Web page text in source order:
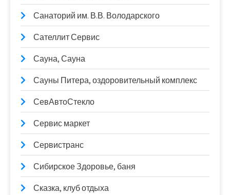
Санаторий им. В.В. Володарского
Сателлит Сервис
Сауна, Сауна
Сауны Питера, оздоровительный комплекс
СевАвтоСтекло
Сервис маркет
Сервистранс
Сибирское Здоровье, баня
Сказка, клуб отдыха